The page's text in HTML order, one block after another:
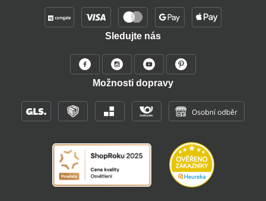
Sledujte nás
Možnosti dopravy